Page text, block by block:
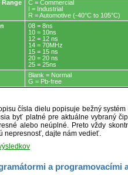
Range
C = Commercial
I = Industrial
R = Automotive (-40°C to 105°C)
08 = 8ns
10 = 10ns
12 = 12 ns
14 = 70MHz
15 = 15 ns
20 = 20 ns
25 = 25ns
Blank = Normal
G = Pb-free
čísla dielu popisuje bežný
byť platné pre aktuálne vybraný
alebo neúplné. Preto vždy
nepresnosť, dajte nám vedieť.
a programovacími